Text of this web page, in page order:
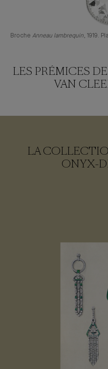
Broche Anneau lambrequin, 1919.
LES PRÉMICES
VAN
LA
ONYX-